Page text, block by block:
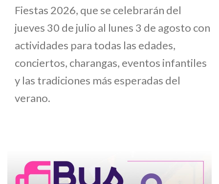
Fiestas 2026, que se celebrarán del
jueves 30 de julio al lunes 3 de agosto con
actividades para todas las edades,
conciertos, charangas, eventos infantiles
y las tradiciones más esperadas del
verano.